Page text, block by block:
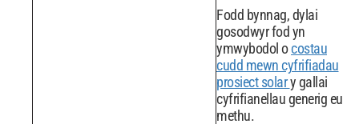
Fodd bynnag, dylai
gosodwyr fod yn
ymwybodol ocostau
cudd mewn cyfrifiadau
prosiect solary gallai
cyfrifianellau generig eu
methu.